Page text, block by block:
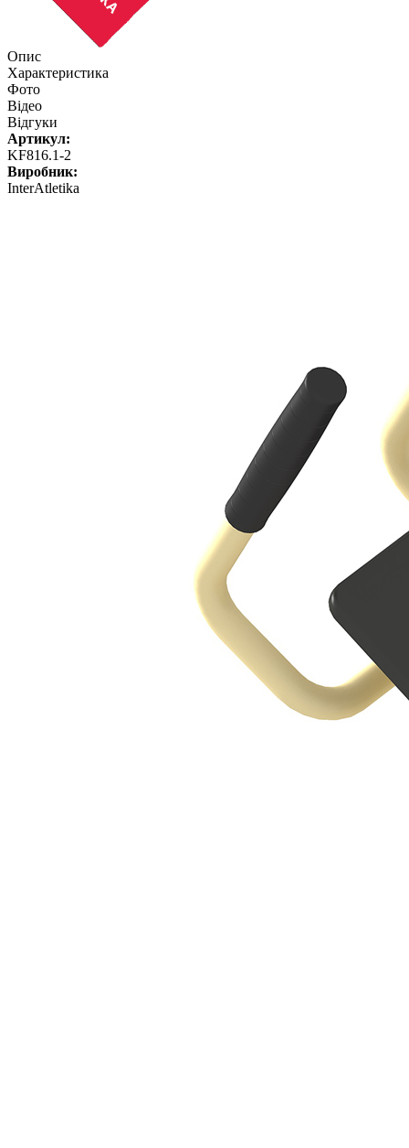
Опис
Характеристика
Фото
Відео
Відгуки
Артикул:
KF816.1-2
Виробник:
InterAtletika